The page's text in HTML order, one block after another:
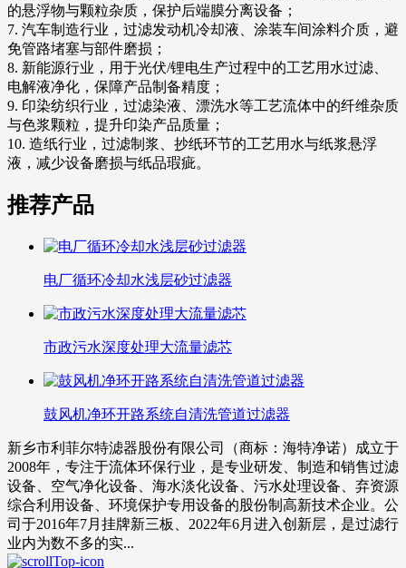
的悬浮物与颗粒杂质，保护后端膜分离设备；
7. 汽车制造行业，过滤发动机冷却液、涂装车间涂料介质，避
免管路堵塞与部件磨损；
8. 新能源行业，用于光伏/锂电生产过程中的工艺用水过滤、
电解液净化，保障产品制备精度；
9. 印染纺织行业，过滤染液、漂洗水等工艺流体中的纤维杂质
与色浆颗粒，提升印染产品质量；
10. 造纸行业，过滤制浆、抄纸环节的工艺用水与纸浆悬浮
液，减少设备磨损与纸品瑕疵。
推荐产品
电厂循环冷却水浅层砂过滤器
市政污水深度处理大流量滤芯
鼓风机净环开路系统自清洗管道过滤器
新乡市利菲尔特滤器股份有限公司（商标：海特净诺）成立于
2008年，专注于流体环保行业，是专业研发、制造和销售过滤
设备、空气净化设备、海水淡化设备、污水处理设备、弃资源
综合利用设备、环境保护专用设备的股份制高新技术企业。公
司于2016年7月挂牌新三板、2022年6月进入创新层，是过滤行
业内为数不多的实...